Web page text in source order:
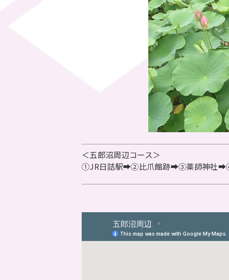
＜五郎沼周辺コース＞
➀JR日詰駅➡➁比爪館跡➡➂薬師神社